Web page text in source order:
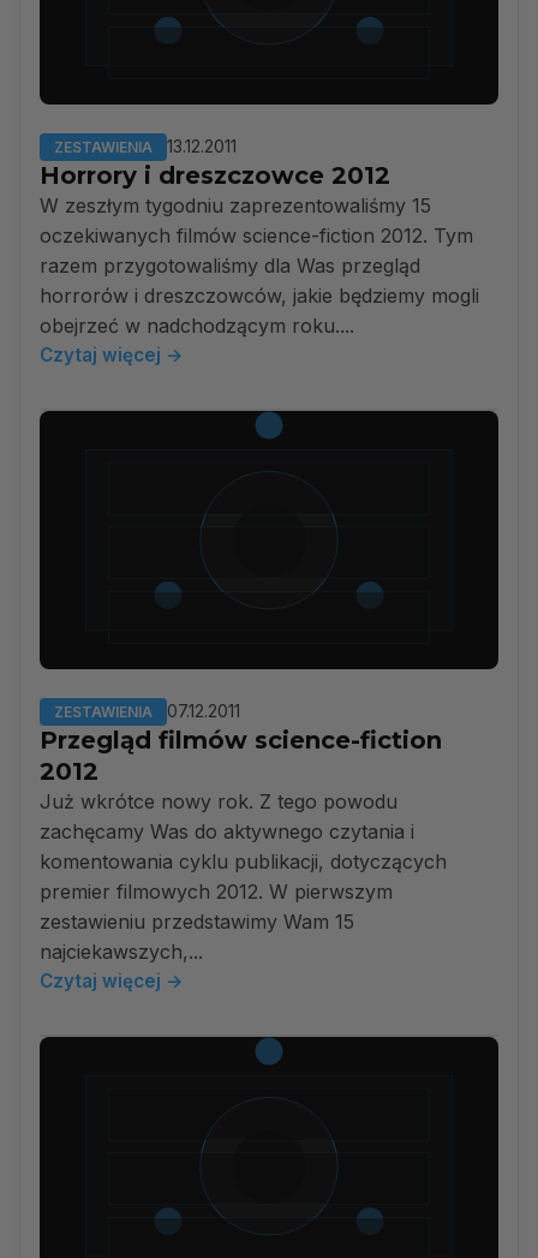
ZESTAWIENIA 13.12.2011
Horrory i dreszczowce 2012
W zeszłym tygodniu zaprezentowaliśmy 15
oczekiwanych filmów science-fiction 2012. Tym
razem przygotowaliśmy dla Was przegląd
horrorów i dreszczowców, jakie będziemy mogli
obejrzeć w nadchodzącym roku....
Czytaj więcej →
ZESTAWIENIA 07.12.2011
Przegląd filmów science-fiction
2012
Już wkrótce nowy rok. Z tego powodu
zachęcamy Was do aktywnego czytania i
komentowania cyklu publikacji, dotyczących
premier filmowych 2012. W pierwszym
zestawieniu przedstawimy Wam 15
najciekawszych,...
Czytaj więcej →